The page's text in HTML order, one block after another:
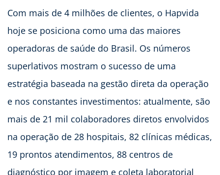
Com mais de 4 milhões de clientes, o Hapvida
hoje se posiciona como uma das maiores
operadoras de saúde do Brasil. Os números
superlativos mostram o sucesso de uma
estratégia baseada na gestão direta da operação
e nos constantes investimentos: atualmente, são
mais de 21 mil colaboradores diretos envolvidos
na operação de 28 hospitais, 82 clínicas médicas,
19 prontos atendimentos, 88 centros de
diagnóstico por imagem e coleta laboratorial